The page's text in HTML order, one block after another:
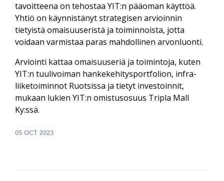
tavoitteena on tehostaa YIT:n pääoman käyttöä.
Yhtiö on käynnistänyt strategisen arvioinnin
tietyistä omaisuuseristä ja toiminnoista, jotta
voidaan varmistaa paras mahdollinen arvonluonti.
Arviointi kattaa omaisuuseriä ja toimintoja, kuten
YIT:n tuulivoiman hankekehitysportfolion, infra-
liiketoiminnot Ruotsissa ja tietyt investoinnit,
mukaan lukien YIT:n omistusosuus Tripla Mall
Ky:ssä.
05 OCT 2023